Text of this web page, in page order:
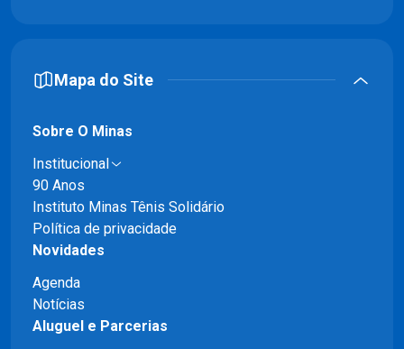
Mapa do Site
Sobre O Minas
Institucional
90 Anos
Instituto Minas Tênis Solidário
Política de privacidade
Novidades
Agenda
Notícias
Aluguel e Parcerias